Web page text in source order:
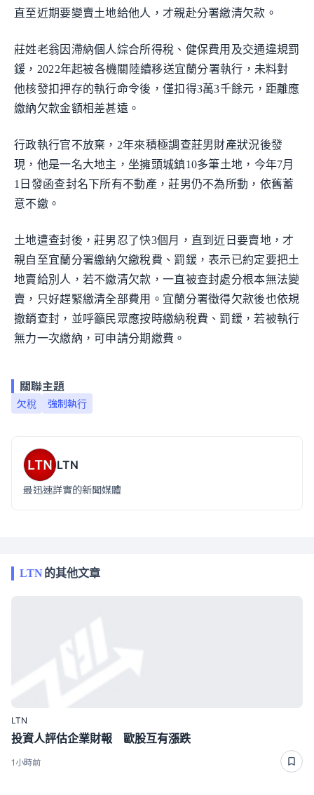
直至近期要變賣土地給他人，才親赴分署繳清欠款。
莊姓老翁因滯納個人綜合所得稅、健保費用及交通違規罰
鍰，2022年起被各機關陸續移送宜蘭分署執行，未料對
他核發扣押存的執行命令後，僅扣得3萬3千餘元，距離應
繳納欠款金額相差甚遠。
行政執行官不放棄，2年來積極調查莊男財產狀況後發
現，他是一名大地主，坐擁頭城鎮10多筆土地，今年7月
1日發函查封名下所有不動產，莊男仍不為所動，依舊蓄
意不繳。
土地遭查封後，莊男忍了快3個月，直到近日要賣地，才
親自至宜蘭分署繳納欠繳稅費、罰鍰，表示已約定要把土
地賣給別人，若不繳清欠款，一直被查封處分根本無法變
賣，只好趕緊繳清全部費用。宜蘭分署徵得欠款後也依規
撤銷查封，並呼籲民眾應按時繳納稅費、罰鍰，若被執行
無力一次繳納，可申請分期繳費。
關聯主題
欠稅 強制執行
LTN
最迅速詳實的新聞媒體
LTN的其他文章
LTN
投資人評估企業財報 歐股互有漲跌
1小時前